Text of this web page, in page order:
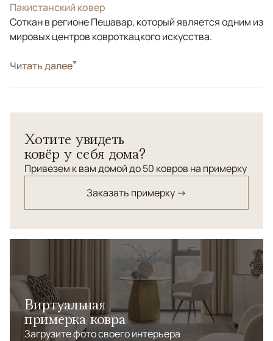
Пакистанский ковер
Соткан в регионе Пешавар, который является одним из
мировых центров ковроткацкого искусства.
СтильКлассические
Читать далее
Хотите увидеть
ковёр у себя дома?
Привезем к вам домой до 50 ковров на примерку
Заказать примерку →
Виртуальная
примерка ковра
Загрузите фото своего интерьера